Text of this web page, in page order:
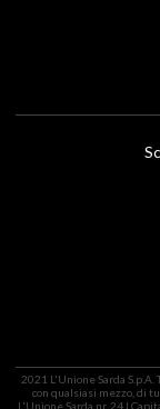
2021 L'Unione Sarda
con qualsiasi mezzo, di
L'Unione Sarda nr. 24 |